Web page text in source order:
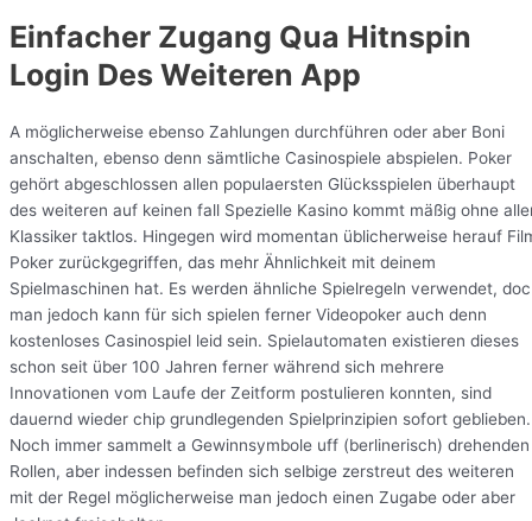
Einfacher Zugang Qua Hitnspin
Login Des Weiteren App
A möglicherweise ebenso Zahlungen durchführen oder aber Boni
anschalten, ebenso denn sämtliche Casinospiele abspielen. Poker
gehört abgeschlossen allen populaersten Glücksspielen überhaupt
des weiteren auf keinen fall Spezielle Kasino kommt mäßig ohne
Klassiker taktlos. Hingegen wird momentan üblicherweise herauf
Poker zurückgegriffen, das mehr Ähnlichkeit mit deinem
Spielmaschinen hat. Es werden ähnliche Spielregeln verwendet,
man jedoch kann für sich spielen ferner Videopoker auch denn
kostenloses Casinospiel leid sein. Spielautomaten existieren dieses
schon seit über 100 Jahren ferner während sich mehrere
Innovationen vom Laufe der Zeitform postulieren konnten, sind
dauernd wieder chip grundlegenden Spielprinzipien sofort geblieben.
Noch immer sammelt a Gewinnsymbole uff (berlinerisch) drehenden
Rollen, aber indessen befinden sich selbige zerstreut des weiteren
mit der Regel möglicherweise man jedoch einen Zugabe oder aber